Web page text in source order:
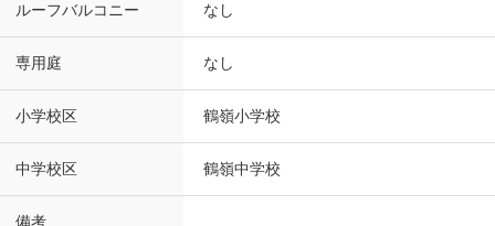
ルーフバルコニー なし
専用庭 なし
小学校区 鶴嶺小学校
中学校区 鶴嶺中学校
備考